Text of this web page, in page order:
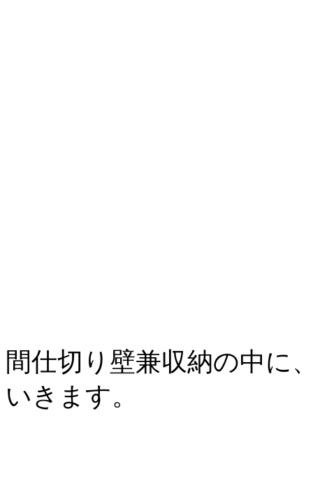
間仕切り壁兼収納の中に
いきます。